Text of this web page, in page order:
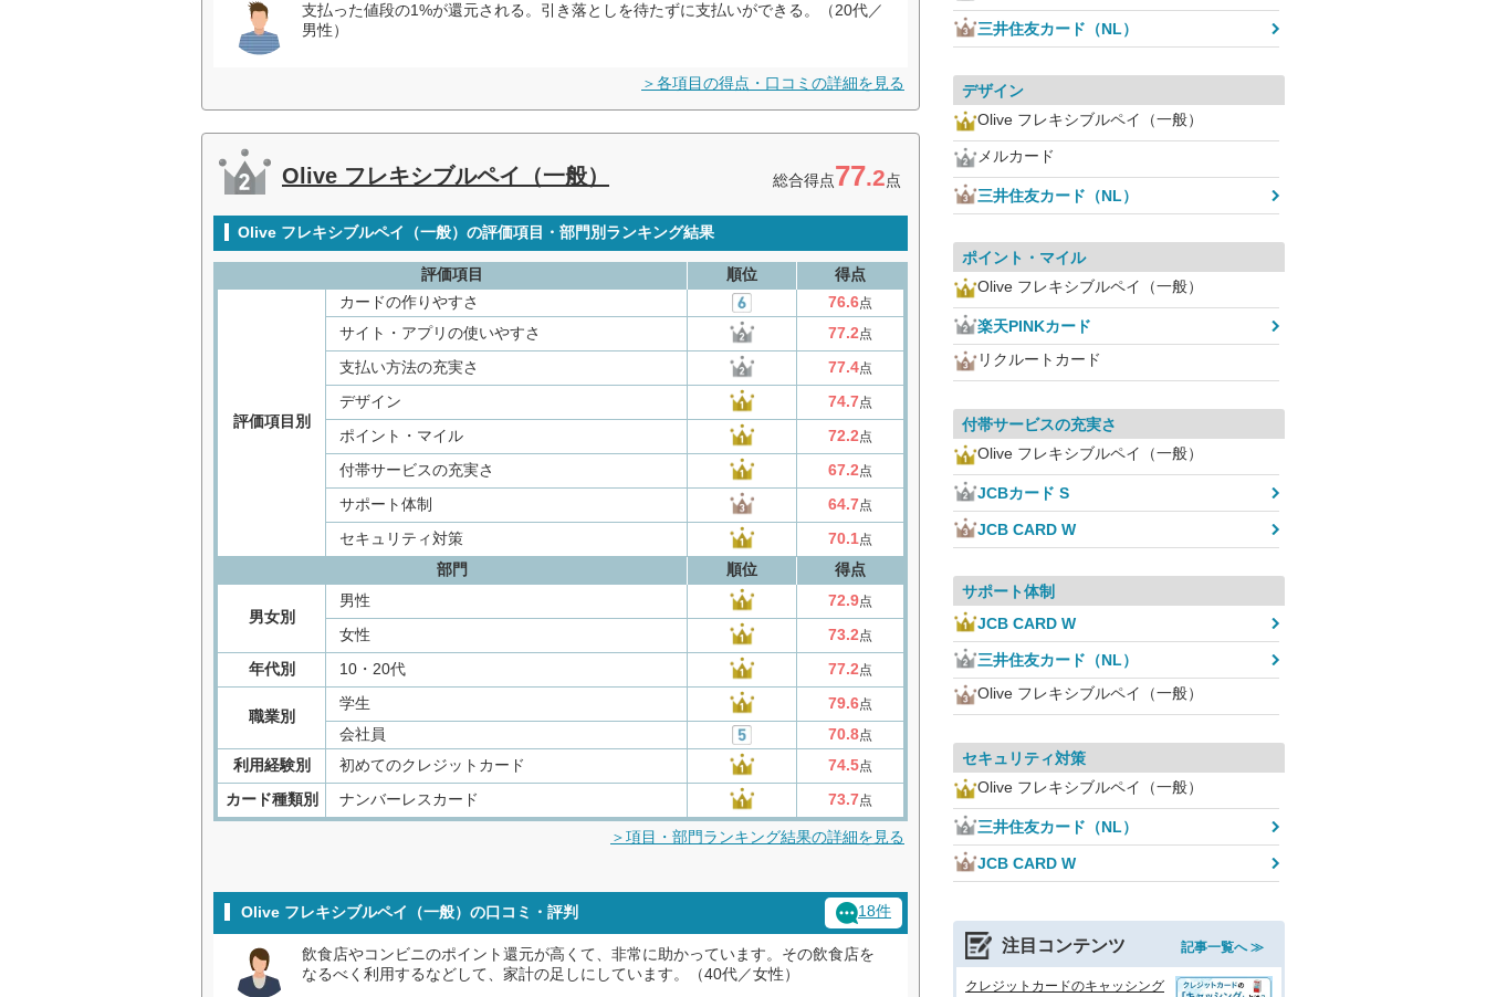
支払った値段の1%が還元される。引き落としを待たずに支払いができる。（20代／
男性）
＞各項目の得点・口コミの詳細を見る
Olive フレキシブルペイ（一般） 総合得点77.2点
Olive フレキシブルペイ（一般）の評価項目・部門別ランキング結果
評価項目 順位 得点
評価項目別
カードの作りやすさ 76.6点
サイト・アプリの使いやすさ 77.2点
支払い方法の充実さ 77.4点
デザイン 74.7点
ポイント・マイル 72.2点
付帯サービスの充実さ 67.2点
サポート体制 64.7点
セキュリティ対策 70.1点
部門 順位 得点
男女別
男性 72.9点
女性 73.2点
年代別 10・20代 77.2点
職業別
学生 79.6点
会社員 70.8点
利用経験別 初めてのクレジットカード 74.5点
カード種類別 ナンバーレスカード 73.7点
＞項目・部門ランキング結果の詳細を見る
Olive フレキシブルペイ（一般）の口コミ・評判 18件
飲食店やコンビニのポイント還元が高くて、非常に助かっています。その飲食店を
なるべく利用するなどして、家計の足しにしています。（40代／女性）
三井住友カード（NL）
デザイン
Olive フレキシブルペイ（一般）
メルカード
三井住友カード（NL）
ポイント・マイル
Olive フレキシブルペイ（一般）
楽天PINKカード
リクルートカード
付帯サービスの充実さ
Olive フレキシブルペイ（一般）
JCBカード S
JCB CARD W
サポート体制
JCB CARD W
三井住友カード（NL）
Olive フレキシブルペイ（一般）
セキュリティ対策
Olive フレキシブルペイ（一般）
三井住友カード（NL）
JCB CARD W
注目コンテンツ 記事一覧へ ≫
クレジットカードのキャッシング